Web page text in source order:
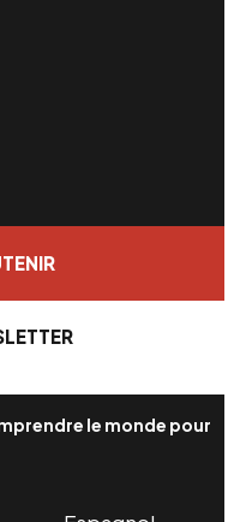
le monde pour